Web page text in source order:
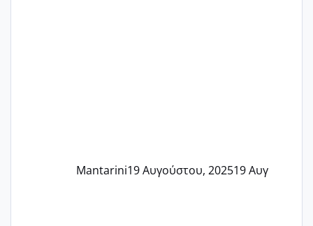
Mantarini19 Αυγούστου, 202519 Αυγ